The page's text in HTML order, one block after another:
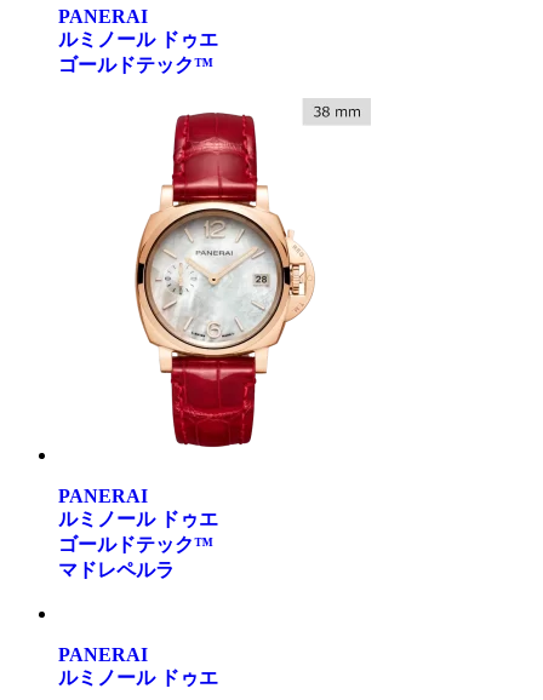
PANERAI
ルミノール ドゥエ
ゴールドテック™
PANERAI
ルミノール ドゥエ
ゴールドテック™
マドレペルラ
PANERAI
ルミノール ドゥエ